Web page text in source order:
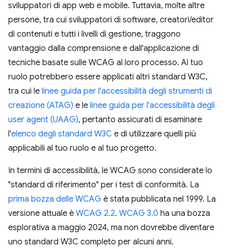
sviluppatori di app web e mobile. Tuttavia, molte altre
persone, tra cui sviluppatori di software, creatori/editor
di contenuti e tutti i livelli di gestione, traggono
vantaggio dalla comprensione e dall'applicazione di
tecniche basate sulle WCAG al loro processo. Al tuo
ruolo potrebbero essere applicati altri standard W3C,
tra cui le linee guida per l'accessibilità degli strumenti di
creazione (ATAG) e le linee guida per l'accessibilità degli
user agent (UAAG), pertanto assicurati di esaminare
l'elenco degli standard W3C e di utilizzare quelli più
applicabili al tuo ruolo e al tuo progetto.
In termini di accessibilità, le WCAG sono considerate lo
"standard di riferimento" per i test di conformità. La
prima bozza delle WCAG è stata pubblicata nel 1999. La
versione attuale è WCAG 2.2. WCAG 3.0 ha una bozza
esplorativa a maggio 2024, ma non dovrebbe diventare
uno standard W3C completo per alcuni anni.